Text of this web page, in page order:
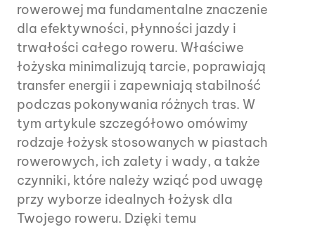
rowerowej ma fundamentalne znaczenie
dla efektywności, płynności jazdy i
trwałości całego roweru. Właściwe
łożyska minimalizują tarcie, poprawiają
transfer energii i zapewniają stabilność
podczas pokonywania różnych tras. W
tym artykule szczegółowo omówimy
rodzaje łożysk stosowanych w piastach
rowerowych, ich zalety i wady, a także
czynniki, które należy wziąć pod uwagę
przy wyborze idealnych łożysk dla
Twojego roweru. Dzięki temu